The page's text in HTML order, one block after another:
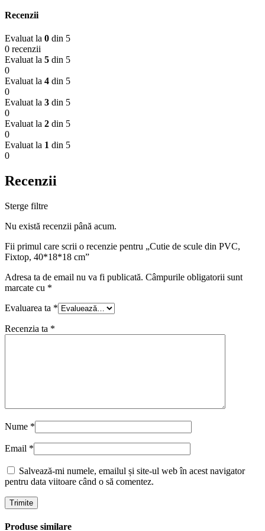
Recenzii
Evaluat la 0 din 5
0 recenzii
Evaluat la 5 din 5
0
Evaluat la 4 din 5
0
Evaluat la 3 din 5
0
Evaluat la 2 din 5
0
Evaluat la 1 din 5
0
Recenzii
Sterge filtre
Nu există recenzii până acum.
Fii primul care scrii o recenzie pentru „Cutie de scule din PVC,
Fixtop, 40*18*18 cm”
Adresa ta de email nu va fi publicată. Câmpurile obligatorii sunt
marcate cu *
Evaluarea ta *
Recenzia ta *
Nume *
Email *
Salvează-mi numele, emailul și site-ul web în acest navigator
pentru data viitoare când o să comentez.
Produse similare